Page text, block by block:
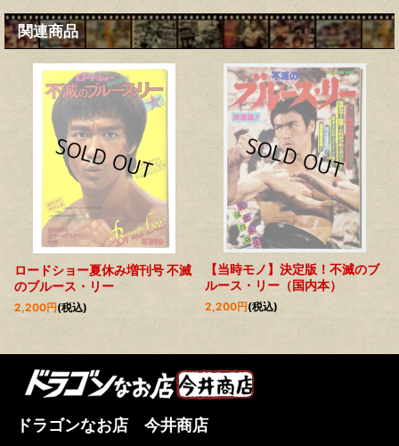
関連商品
ロードショー夏休み増刊号 不滅
のブルース・リー
2,200円(税込)
【当時モノ】決定版！不滅のブ
ルース・リー（国内本）
2,200円(税込)
ドラゴンなお店 今井商店